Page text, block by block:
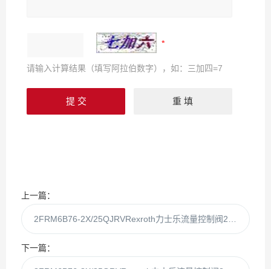
请输入计算结果（填写阿拉伯数字），如：三加四=7
上一篇：
下一篇：